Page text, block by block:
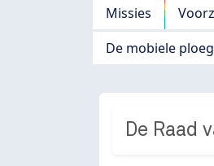
Navigation
Missies
De mobiele ploeg
De Raad